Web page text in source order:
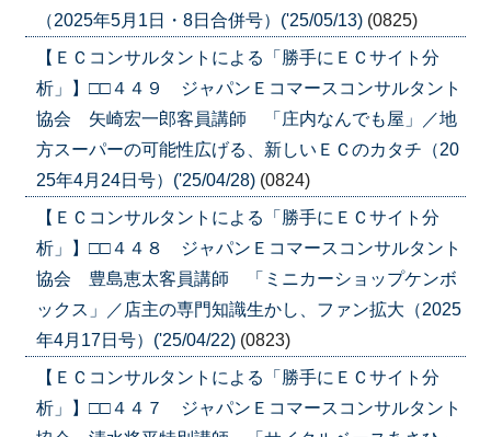
（2025年5月1日・8日合併号）('25/05/13) (0825)
【ＥＣコンサルタントによる「勝手にＥＣサイト分
析」】□□４４９ ジャパンＥコマースコンサルタント
協会 矢崎宏一郎客員講師 「庄内なんでも屋」／地
方スーパーの可能性広げる、新しいＥＣのカタチ（20
25年4月24日号）('25/04/28) (0824)
【ＥＣコンサルタントによる「勝手にＥＣサイト分
析」】□□４４８ ジャパンＥコマースコンサルタント
協会 豊島恵太客員講師 「ミニカーショップケンボ
ックス」／店主の専門知識生かし、ファン拡大（2025
年4月17日号）('25/04/22) (0823)
【ＥＣコンサルタントによる「勝手にＥＣサイト分
析」】□□４４７ ジャパンＥコマースコンサルタント